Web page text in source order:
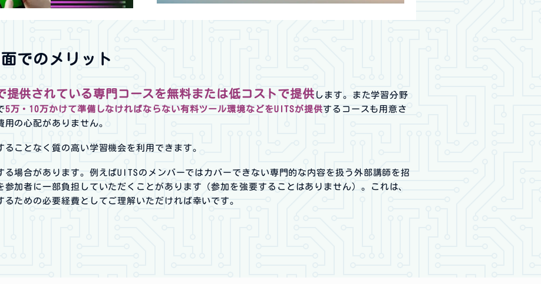
でのメリット
提供されている専門コースを無料または低コストで提供 します。また学習分野
5万・10万かけて準備しなければならない有料ツール環境などをUITSが提供するコースも用意さ
の心配がありません。
ことなく質の高い学習機会を利用できます。
場合があります。例えばUITSのメンバーではカバーできない専門的な内容を扱う外部講師を招
参加者に一部負担していただくことがあります（参加を強要することはありません）。これは、
ための必要経費としてご理解いただければ幸いです。